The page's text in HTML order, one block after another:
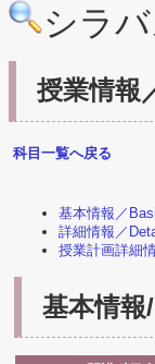
シラ
授業情報
科目一覧へ戻る
基本情報／
詳細情報／
授業計画詳細
基本情